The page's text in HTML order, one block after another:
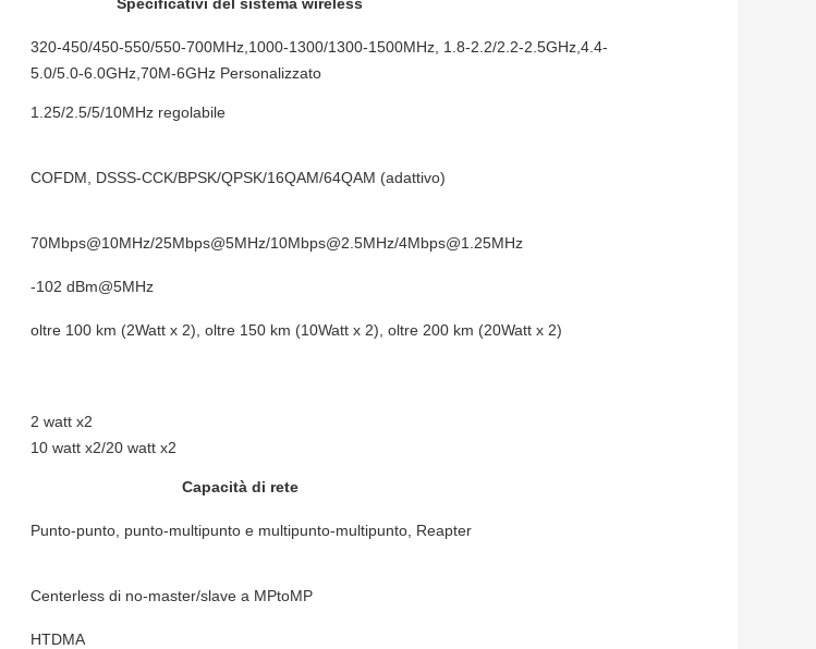
320-450/450-550/550-700MHz,1000-1300/1300-1500MHz, 1.8-2.2/2.2-2.5GHz,4.4-
5.0/5.0-6.0GHz,70M-6GHz Personalizzato
1.25/2.5/5/10MHz regolabile
COFDM, DSSS-CCK/BPSK/QPSK/16QAM/64QAM (adattivo)
70Mbps@10MHz/25Mbps@5MHz/10Mbps@2.5MHz/4Mbps@1.25MHz
-102 dBm@5MHz
oltre 100 km (2Watt x 2), oltre 150 km (10Watt x 2), oltre 200 km (20Watt x 2)
2 watt x2
10 watt x2/20 watt x2
Capacità di rete
Punto-punto, punto-multipunto e multipunto-multipunto, Reapter
Centerless di no-master/slave a MPtoMP
HTDMA